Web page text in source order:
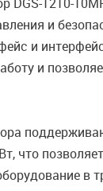
и
и
и
что
в